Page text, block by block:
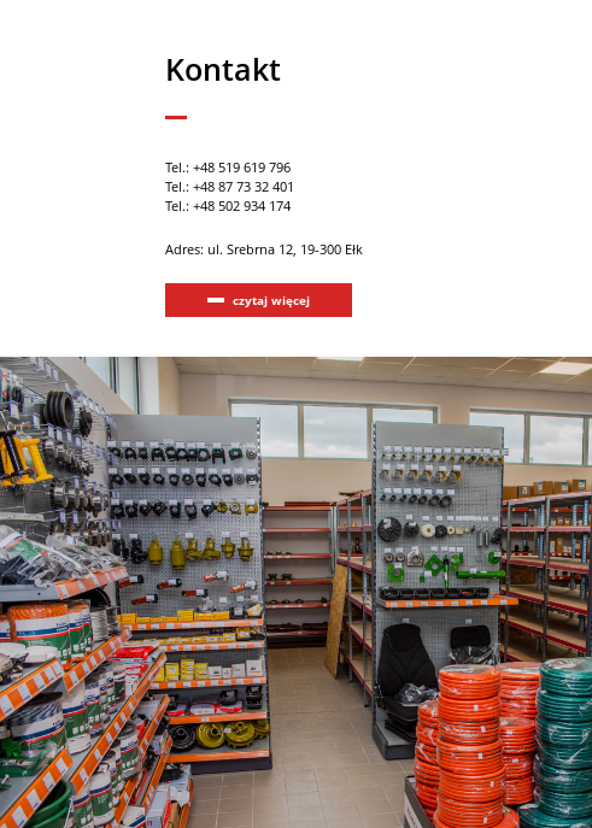
Kontakt
Tel.: +48 519 619 796
Tel.: +48 87 73 32 401
Tel.: +48 502 934 174
Adres: ul. Srebrna 12, 19-300 Ełk
czytaj więcej